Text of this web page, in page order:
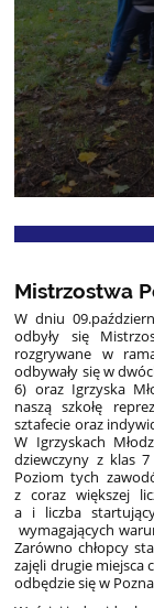
Mistrzostwa
W dniu
odbyły się
rozgrywane w
odbywały się w
6) oraz Igrzyska
naszą szkołę
sztafecie oraz
W Igrzyskach
dziewczyny z klas
Poziom tych
z coraz większej
a i liczba
wymagających
Zarówno chłopcy
zajęli drugie miejsca
odbędzie się w